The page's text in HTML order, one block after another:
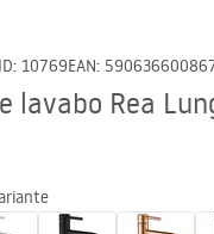
ID: 10769EAN:
lavabo Rea